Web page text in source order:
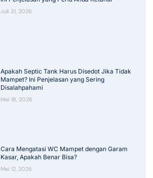
Juli 31, 2026
Apakah Septic Tank Harus Disedot Jika Tidak
Mampet? Ini Penjelasan yang Sering
Disalahpahami
Mei 18, 2026
Cara Mengatasi WC Mampet dengan Garam
Kasar, Apakah Benar Bisa?
Mei 12, 2026